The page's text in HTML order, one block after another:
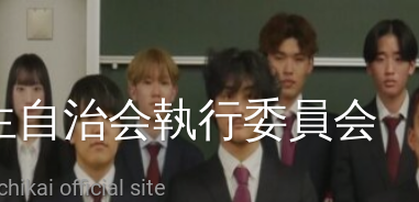
治会執行委員会
official site